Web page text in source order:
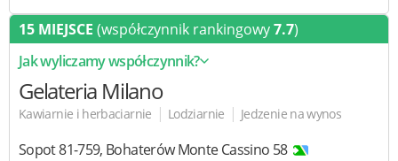
15 MIEJSCE (współczynnik rankingowy7.7)
Jak wyliczamy współczynnik?
Gelateria Milano
Kawiarnie i herbaciarnie | Lodziarnie | Jedzenie na wynos
Sopot81-759, Bohaterów Monte Cassino 58